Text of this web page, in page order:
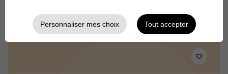
Personnaliser mes choix Tout accepter